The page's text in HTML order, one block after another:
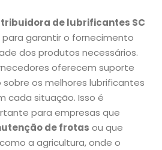
de lubrificantes SC
garantir o fornecimento
dos produtos necessários.
oferecem suporte
os melhores lubrificantes
cada situação. Isso é
para empresas que
de frotas ou que
a agricultura, onde o